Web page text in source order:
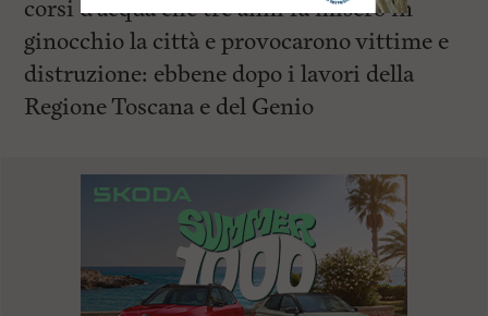
corsi d’acqua che tre anni fa misero in
ginocchio la città e provocarono vittime e
distruzione: ebbene dopo i lavori della
Regione Toscana e del Genio